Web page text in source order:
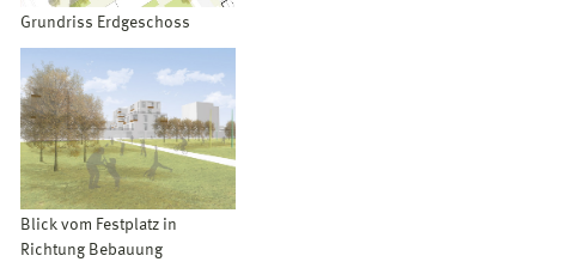
Grundriss Erdgeschoss
Blick vom Festplatz in
Richtung Bebauung